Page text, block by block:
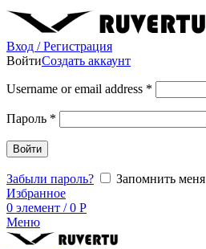
Вход / Регистрация
ВойтиСоздать аккаунт
Username or email address *
Пароль *
Войти
Забыли пароль?
Запомнить меня
Избранное
0 элемент / 0 Р
Меню